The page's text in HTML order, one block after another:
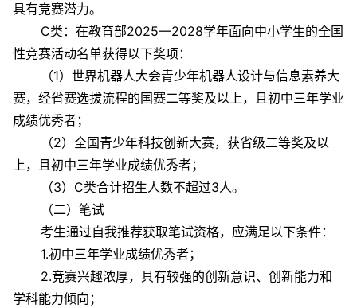
具有竞赛潜力。
C类：在教育部2025—2028学年面向中小学生的全国
性竞赛活动名单获得以下奖项：
（1）世界机器人大会青少年机器人设计与信息素养大
赛，经省赛选拔流程的国赛二等奖及以上，且初中三年学业
成绩优秀者；
（2）全国青少年科技创新大赛，获省级二等奖及以
上，且初中三年学业成绩优秀者；
（3）C类合计招生人数不超过3人。
（二）笔试
考生通过自我推荐获取笔试资格，应满足以下条件：
1.初中三年学业成绩优秀者；
2.竞赛兴趣浓厚，具有较强的创新意识、创新能力和
学科能力倾向；